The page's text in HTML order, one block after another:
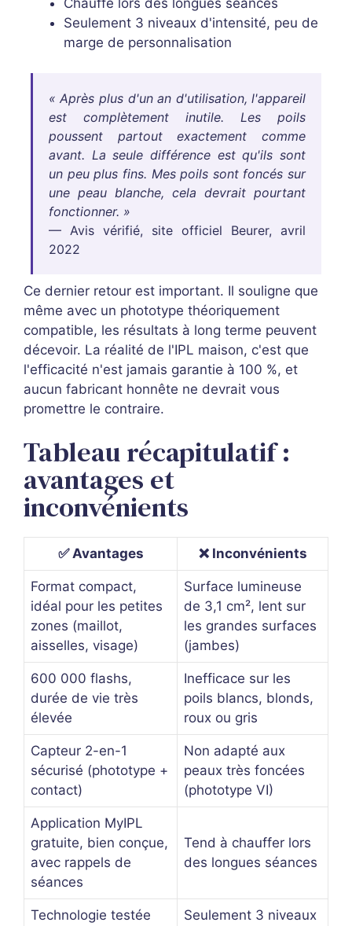
Chauffe lors des longues séances
Seulement 3 niveaux d'intensité, peu de
marge de personnalisation
« Après plus d'un an d'utilisation, l'appareil
est complètement inutile. Les poils
poussent partout exactement comme
avant. La seule différence est qu'ils sont
un peu plus fins. Mes poils sont foncés sur
une peau blanche, cela devrait pourtant
fonctionner. »
— Avis vérifié, site officiel Beurer, avril
2022
Ce dernier retour est important. Il souligne que
même avec un phototype théoriquement
compatible, les résultats à long terme peuvent
décevoir. La réalité de l'IPL maison, c'est que
l'efficacité n'est jamais garantie à 100 %, et
aucun fabricant honnête ne devrait vous
promettre le contraire.
Tableau récapitulatif :
avantages et
inconvénients
✅ Avantages ❌ Inconvénients
Format compact,
idéal pour les petites
zones (maillot,
aisselles, visage)
Surface lumineuse
de 3,1 cm², lent sur
les grandes surfaces
(jambes)
600 000 flashs,
durée de vie très
élevée
Inefficace sur les
poils blancs, blonds,
roux ou gris
Capteur 2-en-1
sécurisé (phototype +
contact)
Non adapté aux
peaux très foncées
(phototype VI)
Application MyIPL
gratuite, bien conçue,
avec rappels de
séances
Tend à chauffer lors
des longues séances
Technologie testée
Seulement 3 niveaux